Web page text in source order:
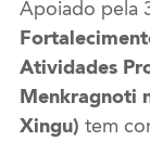
Apoiado pela
Atividades
Menkragnoti
Xingu) tem